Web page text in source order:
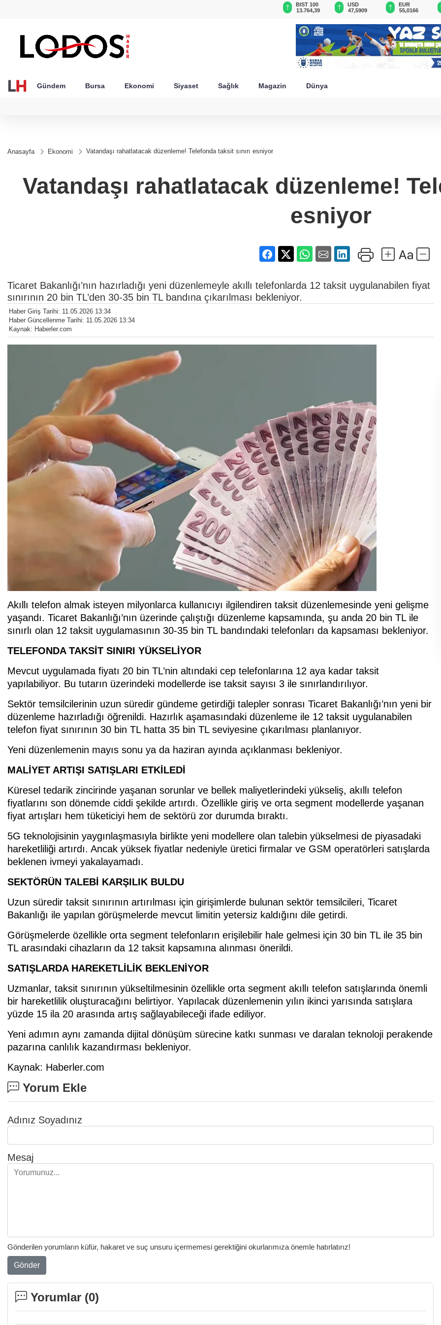
BIST 100
13.764,39
USD
47,5909
EUR
55,0166
Gündem Bursa Ekonomi Siyaset Sağlık Magazin Dünya
Anasayfa Ekonomi Vatandaşı rahatlatacak düzenleme! Telefonda taksit sınırı esniyor
Vatandaşı rahatlatacak düzenleme!
esniyor
Ticaret Bakanlığı’nın hazırladığı yeni düzenlemeyle akıllı telefonlarda 12 taksit uygulanabilen fiyat
sınırının 20 bin TL’den 30-35 bin TL bandına çıkarılması bekleniyor.
Haber Giriş Tarihi: 11.05.2026 13:34
Haber Güncellenme Tarihi: 11.05.2026 13:34
Kaynak: Haberler.com
Akıllı telefon almak isteyen milyonlarca kullanıcıyı ilgilendiren taksit düzenlemesinde yeni gelişme
yaşandı. Ticaret Bakanlığı’nın üzerinde çalıştığı düzenleme kapsamında, şu anda 20 bin TL ile
sınırlı olan 12 taksit uygulamasının 30-35 bin TL bandındaki telefonları da kapsaması bekleniyor.
TELEFONDA TAKSİT SINIRI YÜKSELİYOR
Mevcut uygulamada fiyatı 20 bin TL’nin altındaki cep telefonlarına 12 aya kadar taksit
yapılabiliyor. Bu tutarın üzerindeki modellerde ise taksit sayısı 3 ile sınırlandırılıyor.
Sektör temsilcilerinin uzun süredir gündeme getirdiği talepler sonrası Ticaret Bakanlığı’nın yeni bir
düzenleme hazırladığı öğrenildi. Hazırlık aşamasındaki düzenleme ile 12 taksit uygulanabilen
telefon fiyat sınırının 30 bin TL hatta 35 bin TL seviyesine çıkarılması planlanıyor.
Yeni düzenlemenin mayıs sonu ya da haziran ayında açıklanması bekleniyor.
MALİYET ARTIŞI SATIŞLARI ETKİLEDİ
Küresel tedarik zincirinde yaşanan sorunlar ve bellek maliyetlerindeki yükseliş, akıllı telefon
fiyatlarını son dönemde ciddi şekilde artırdı. Özellikle giriş ve orta segment modellerde yaşanan
fiyat artışları hem tüketiciyi hem de sektörü zor durumda bıraktı.
5G teknolojisinin yaygınlaşmasıyla birlikte yeni modellere olan talebin yükselmesi de piyasadaki
hareketliliği artırdı. Ancak yüksek fiyatlar nedeniyle üretici firmalar ve GSM operatörleri satışlarda
beklenen ivmeyi yakalayamadı.
SEKTÖRÜN TALEBİ KARŞILIK BULDU
Uzun süredir taksit sınırının artırılması için girişimlerde bulunan sektör temsilcileri, Ticaret
Bakanlığı ile yapılan görüşmelerde mevcut limitin yetersiz kaldığını dile getirdi.
Görüşmelerde özellikle orta segment telefonların erişilebilir hale gelmesi için 30 bin TL ile 35 bin
TL arasındaki cihazların da 12 taksit kapsamına alınması önerildi.
SATIŞLARDA HAREKETLİLİK BEKLENİYOR
Uzmanlar, taksit sınırının yükseltilmesinin özellikle orta segment akıllı telefon satışlarında önemli
bir hareketlilik oluşturacağını belirtiyor. Yapılacak düzenlemenin yılın ikinci yarısında satışlara
yüzde 15 ila 20 arasında artış sağlayabileceği ifade ediliyor.
Yeni adımın aynı zamanda dijital dönüşüm sürecine katkı sunması ve daralan teknoloji perakende
pazarına canlılık kazandırması bekleniyor.
Kaynak: Haberler.com
Yorum Ekle
Adınız Soyadınız
Mesaj
Gönderilen yorumların küfür, hakaret ve suç unsuru içermemesi gerektiğini okurlarımıza önemle hatırlatırız!
Gönder
Yorumlar (0)